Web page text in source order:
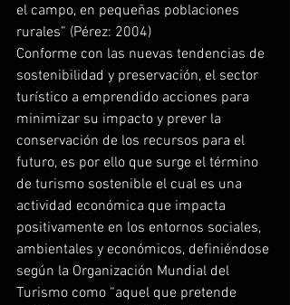
el campo, en pequeñas poblaciones
rurales” (Pérez: 2004)
Conforme con las nuevas tendencias de
sostenibilidad y preservación, el sector
turístico a emprendido acciones para
minimizar su impacto y prever la
conservación de los recursos para el
futuro, es por ello que surge el término
de turismo sostenible el cual es una
actividad económica que impacta
positivamente en los entornos sociales,
ambientales y económicos, definiéndose
según la Organización Mundial del
Turismo como “aquel que pretende